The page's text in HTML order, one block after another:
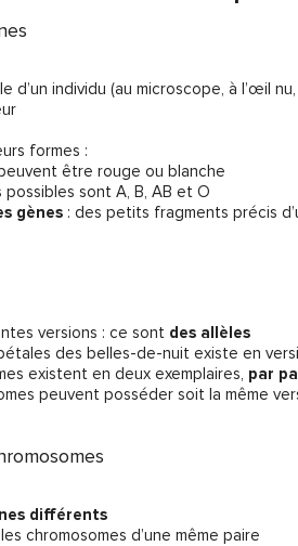
individu (au microscope, à l’œil
formes :
être rouge ou blanche
sont A, B, AB et O
gènes: des petits fragments précis
versions : ce sont des allèles
des belles-de-nuit existe en
existent en deux exemplaires, par
peuvent posséder soit la même
différents
chromosomes d’une même paire